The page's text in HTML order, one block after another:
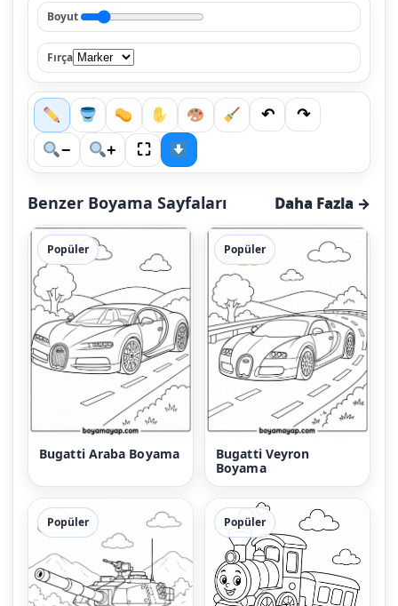
↶
↷
−
+ ⛶
Boyut
Fırça
Benzer Boyama Sayfaları Daha Fazla →
Popüler
Bugatti Araba Boyama
Popüler
Bugatti Veyron
Boyama
Popüler Popüler